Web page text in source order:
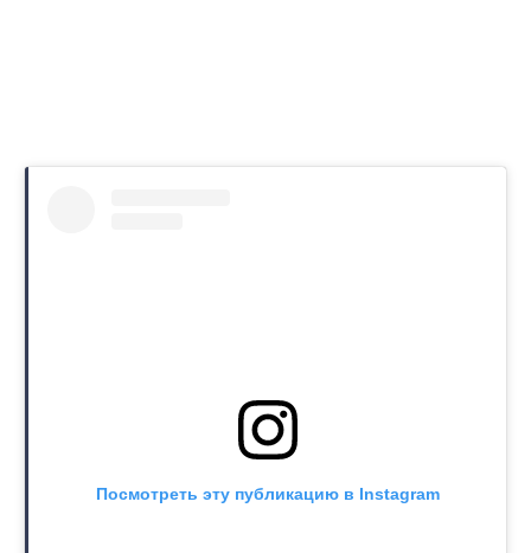
Посмотреть эту публикацию в Instagram